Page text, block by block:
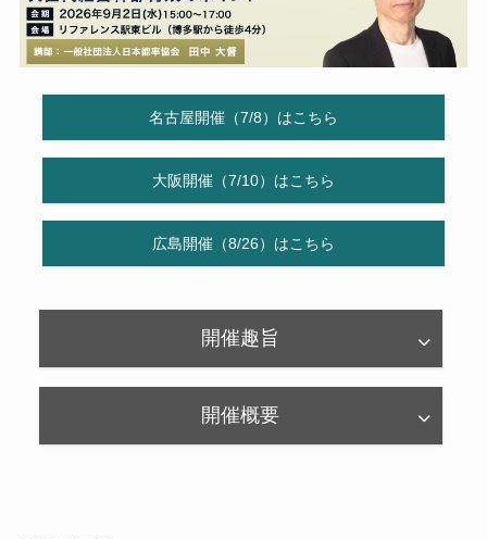
名古屋開催（7/8）はこちら
大阪開催（7/10）はこちら
広島開催（8/26）はこちら
開催趣旨
開催概要